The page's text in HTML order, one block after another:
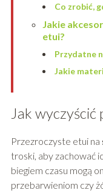
Co zrobić,
Jakie
etui?
Przydatne
Jakie
Jak
Przezroczyste etui na
troski, aby zachować
biegiem czasu mogą
przebarwieniom czy